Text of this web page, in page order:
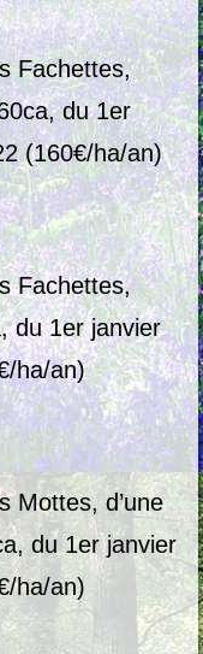
Fachettes,
du 1er
(160€/ha/an)
Fachettes,
du 1er janvier
ha/an)
Mottes, d’une
du 1er janvier
ha/an)